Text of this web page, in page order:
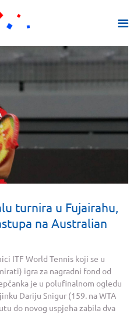
turnira u Fujairahu,
na Australian
ITF World Tennis koji se u
igra za nagradni fond od
je u polufinalnom ogledu
Dariju Snigur (159. na WTA
do novog uspjeha zabila dva